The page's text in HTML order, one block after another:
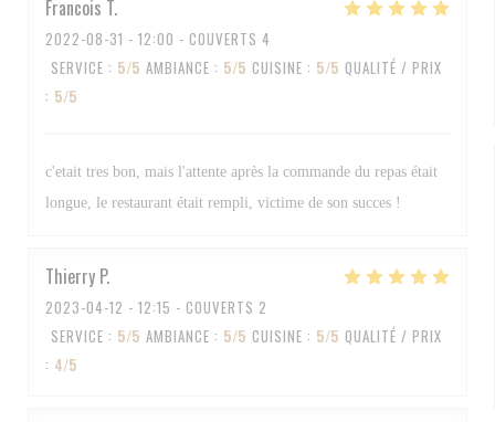
Francois T
2022-08-31 - 12:00 - COUVERTS 4
SERVICE : 5/5 AMBIANCE : 5/5 CUISINE : 5/5 QUALITÉ / PRIX
: 5/5
c'etait tres bon, mais l'attente après la commande du repas était
longue, le restaurant était rempli, victime de son succes !
Thierry P
2023-04-12 - 12:15 - COUVERTS 2
SERVICE : 5/5 AMBIANCE : 5/5 CUISINE : 5/5 QUALITÉ / PRIX
: 4/5